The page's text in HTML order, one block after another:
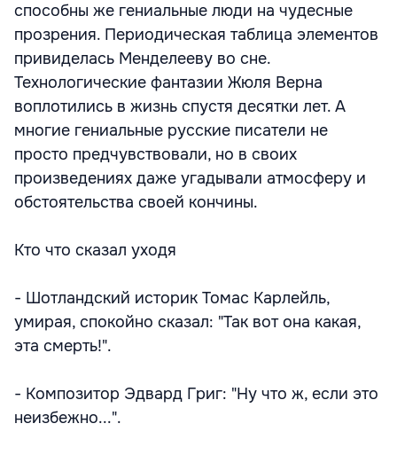
способны же гениальные люди на чудесные
прозрения. Периодическая таблица элементов
привиделась Менделееву во сне.
Технологические фантазии Жюля Верна
воплотились в жизнь спустя десятки лет. А
многие гениальные русские писатели не
просто предчувствовали, но в своих
произведениях даже угадывали атмосферу и
обстоятельства своей кончины.
Кто что сказал уходя
- Шотландский историк Томас Карлейль,
умирая, спокойно сказал: "Так вот она какая,
эта смерть!".
- Композитор Эдвард Григ: "Ну что ж, если это
неизбежно...".